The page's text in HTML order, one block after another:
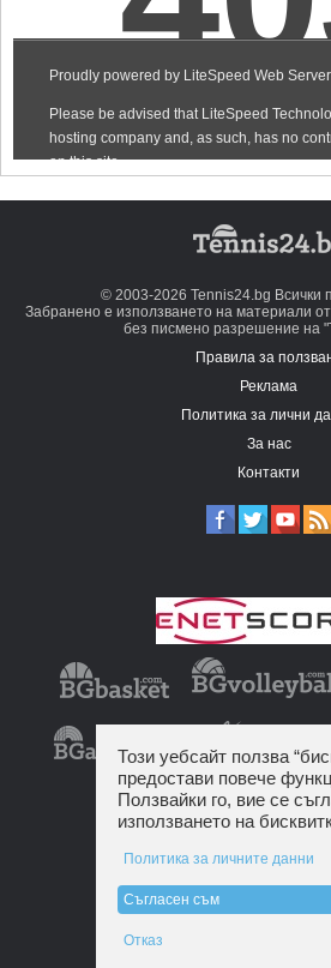
© 2003-2026 Tennis24.bg Всички
Забранено е използването на материали
без писмено разрешение на
Правила за
Реклама
Политика за лични
За нас
Контакти
Този уебсайт ползва
предостави повече
Ползвайки го, вие се
използването на
Политика за личните данни
Съгласен съм
Отказ